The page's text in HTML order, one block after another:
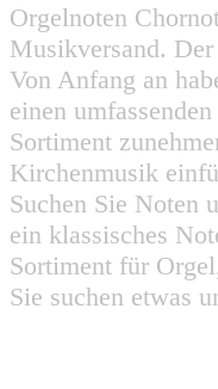
Orgelnoten
Musikversand.
Von Anfang an
einen
Sortiment
Kirchenmusik
Suchen Sie Noten
ein klassisches
Sortiment für
Sie suchen etwas